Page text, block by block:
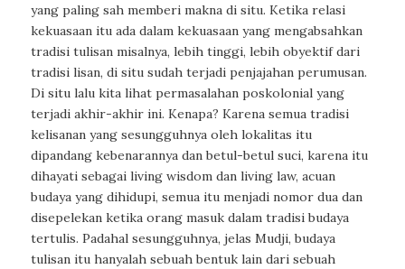
yang paling sah memberi makna di situ. Ketika relasi
kekuasaan itu ada dalam kekuasaan yang mengabsahkan
tradisi tulisan misalnya, lebih tinggi, lebih obyektif dari
tradisi lisan, di situ sudah terjadi penjajahan perumusan.
Di situ lalu kita lihat permasalahan poskolonial yang
terjadi akhir-akhir ini. Kenapa? Karena semua tradisi
kelisanan yang sesungguhnya oleh lokalitas itu
dipandang kebenarannya dan betul-betul suci, karena itu
dihayati sebagai living wisdomdan living law, acuan
budaya yang dihidupi, semua itu menjadi nomor dua dan
disepelekan ketika orang masuk dalam tradisi budaya
tertulis. Padahal sesungguhnya, jelas Mudji, budaya
tulisan itu hanyalah sebuah bentuk lain dari sebuah